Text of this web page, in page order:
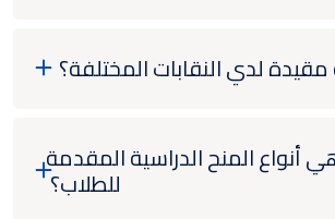
لدي النقابات المختلفة؟
أنواع المنح الدراسية المقدمة
للطلاب؟